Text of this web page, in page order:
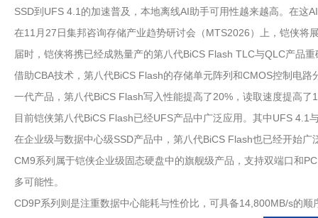
SSD到UFS 4.1的加速普及，本地离线AI助手可用性越来越高。在
在11月27日集邦咨询存储产业趋势研讨会（MTS2026）上，铠侠将
届时，铠侠将携已经成熟量产的第八代BiCS Flash TLC与QLC产品重
借助CBA技术，第八代BiCS Flash的存储单元阵列和CMOS控制电
一代产品，第八代BiCS Flash写入性能提高了20%，读取速度提高了
目前铠侠第八代BiCS Flash已经UFS产品中广泛应用。其中UFS
在企业级与数据中心级SSD产品中，第八代BiCS Flash也已经开始
CM9系列属于铠侠企业级固态硬盘中的旗舰级产品，支持双端口和
多可能性。
CD9P系列则是注重数据中心能耗与性价比，可具备14,800MB/s的